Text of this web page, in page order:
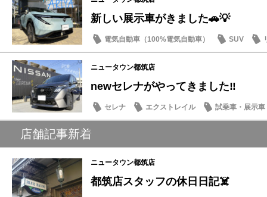
新しい展示車がきました🚗💡
電気自動車（100%電気自動車） SUV
マイナーチェンジ
ニュータウン都筑店
newセレナがやってきました‼️
セレナ エクストレイル
試乗車・展示車
マイナーチェンジ
店舗記事新着
ニュータウン都筑店
都筑店スタッフの休日日記☠️